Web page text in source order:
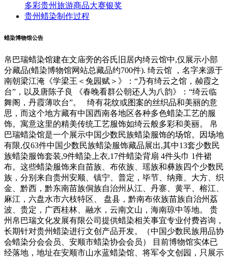
多彩贵州旅游商品大赛银奖
贵州蜡染制作过程
蜡染博物馆公告
帛巴瑞蜡染馆建在文庙旁的谷氏旧居内绮云馆中,仅展示小部
分藏品(蜡染博物馆网站总藏品约700件). 绮云馆 ，名字来源于
南朝梁江淹《学梁王＜兔园赋＞》：“乃有绮云之馆，赪霞之
台”，以及唐陈子良 《春晚看群公朝还人为八韵》：“绮云临
舞阁，丹霞薄吹台”。 绮有花纹或图案的丝织品和美丽的意
思，而这个地方藏有中国西南各地区各种多色蜡染工艺的服
饰。寓意这里的精美传统工艺服饰如绮云般多彩和美丽。 帛
巴瑞蜡染馆是一个展示中国少数民族蜡染服饰的场馆。因场地
有限,仅63件中国少数民族蜡染服饰藏品展出,其中13套少数民
族蜡染服饰套装,9件蜡染上衣,17件蜡染背扇 4件头巾 1件裙
布。这些蜡染服饰来自苗族、布依族、瑶族和彝族四个少数民
族，分别来自贵州安顺、镇宁、普定，毕节、纳雍、大方、织
金、黔西，黔东南苗族侗族自治州从江、丹寨、黄平、榕江、
麻江，六盘水市六枝特区、 盘县，黔南布依族苗族自治州荔
波、贵定，广西桂林、融水，云南文山，海南琼中等地。 贵
州帛巴瑞文化发展有限公司提供蜡染相关事宜专业付费咨询，
长期针对贵州蜡染进行文创产品开发。（中国少数民族用品协
会蜡染分会会员、安顺市蜡染协会会员） 目前博物馆实体已
经落地，地址在安顺市山水蓝蜡染馆、将军令文创园，只展示